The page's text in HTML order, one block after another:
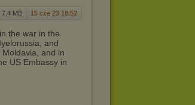
7,4 MB 15 cze 23 18:52
the war in the
and
and in
US Embassy in